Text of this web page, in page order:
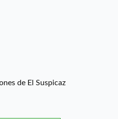
de El Suspicaz